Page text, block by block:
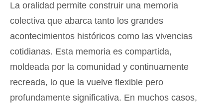
La oralidad permite construir una memoria
colectiva que abarca tanto los grandes
acontecimientos históricos como las vivencias
cotidianas. Esta memoria es compartida,
moldeada por la comunidad y continuamente
recreada, lo que la vuelve flexible pero
profundamente significativa. En muchos casos,